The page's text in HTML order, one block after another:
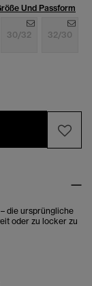
Und Passform
30/32 32/30
die ursprüngliche
oder zu locker zu